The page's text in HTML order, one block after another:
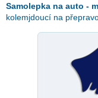
Samolepka na auto -
kolemjdoucí na